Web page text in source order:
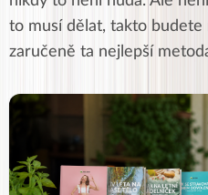
to musí dělat, takto budete
zaručeně ta nejlepší